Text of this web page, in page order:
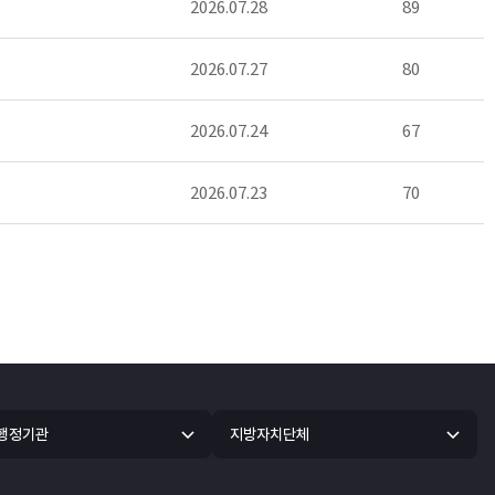
2026.07.28 89
2026.07.27 80
2026.07.24 67
2026.07.23 70
정기관 지방자치단체